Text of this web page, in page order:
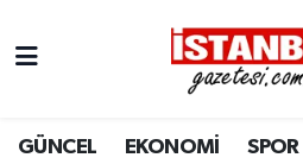
GÜNCEL EKONOMİ SPOR
EKONOMİ
Nöbetçi Eczaneler
Hava Durumu